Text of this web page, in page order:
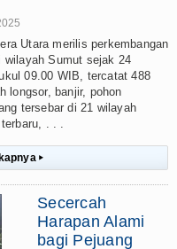
Utara merilis perkembangan
wilayah Sumut sejak 24
09.00 WIB, tercatat 488
longsor, banjir, pohon
tersebar di 21 wilayah
. . .
▸
Secercah
Harapan Alami
bagi Pejuang